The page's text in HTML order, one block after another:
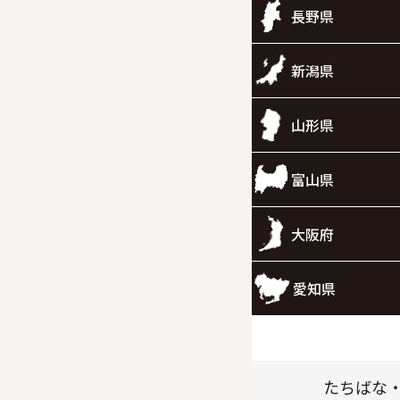
長野県
新潟県
山形県
富山県
大阪府
愛知県
たちばな